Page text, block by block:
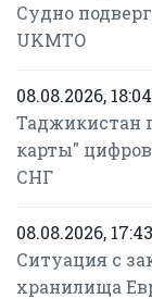
Судно
UKMTO
08.08.2026, 18:04
Таджикистан
карты"
СНГ
08.08.2026, 17:43
Ситуация с
хранилища